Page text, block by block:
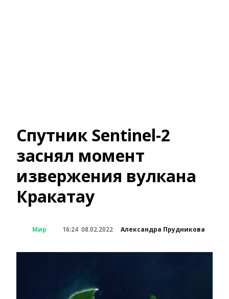
Спутник Sentinel-2
заснял момент
извержения вулкана
Кракатау
Мир 16:24 08.02.2022 Александра Прудникова